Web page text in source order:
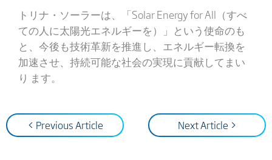
トリナ・ソーラーは、「Solar Energy for All（すべ
ての人に太陽光エネルギーを）」という使命のも
と、今後も技術革新を推進し、エネルギー転換を
加速させ、持続可能な社会の実現に貢献してまい
り ます。
< Previous Article Next Article >